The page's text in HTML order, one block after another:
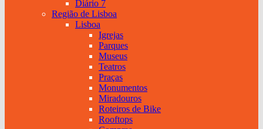
Diário 7
Região de Lisboa
Lisboa
Igrejas
Parques
Museus
Teatros
Praças
Monumentos
Miradouros
Roteiros de Bike
Rooftops